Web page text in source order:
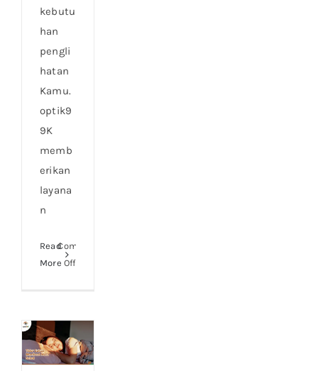
kebutu
han
pengli
hatan
Kamu.
optik9
9K
memb
erikan
layana
n
Read
More
Comments
Offon